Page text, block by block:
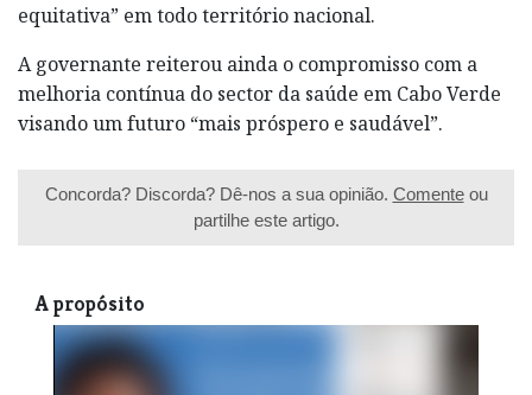
equitativa” em todo território nacional.
A governante reiterou ainda o compromisso com a
melhoria contínua do sector da saúde em Cabo Verde
visando um futuro “mais próspero e saudável”.
Concorda? Discorda? Dê-nos a sua opinião. Comenteou
partilhe este artigo.
A propósito